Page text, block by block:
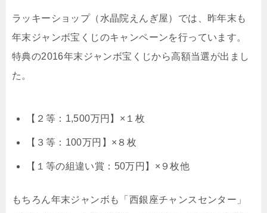
ラッキーショップ（水晶院えんぎ屋）では、昨年末も
年末ジャンボ宝くじのキャンペーンを行っています。
特典の2016年末ジャンボ宝くじから高額当選が出まし
た。
【２等：1,500万円】×１枚
【３等：100万円】×８枚
【１等の組違い賞：50万円】×９枚他
もちろん年末ジャンボも「西銀座チャンスセンター」